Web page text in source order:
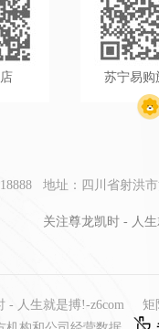
苏宁易购
地址：四川省射洪
关注尊龙凯时 - 人
- 人生就是搏!-z6com 矩